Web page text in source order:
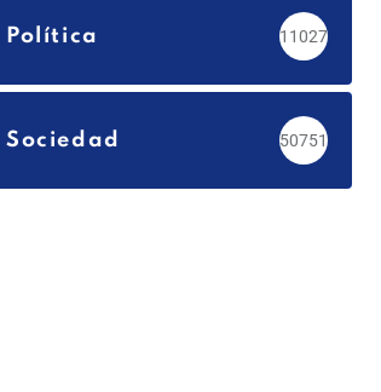
Política 11027
Sociedad 50751